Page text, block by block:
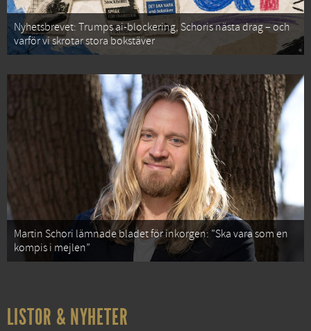
Nyhetsbrevet: Trumps ai-blockering, Schoris nästa drag – och
varför vi skrotar stora bokstäver
Martin Schori lämnade bladet för inkorgen: ”Ska vara som en
kompis i mejlen”
LISTOR & NYHETER